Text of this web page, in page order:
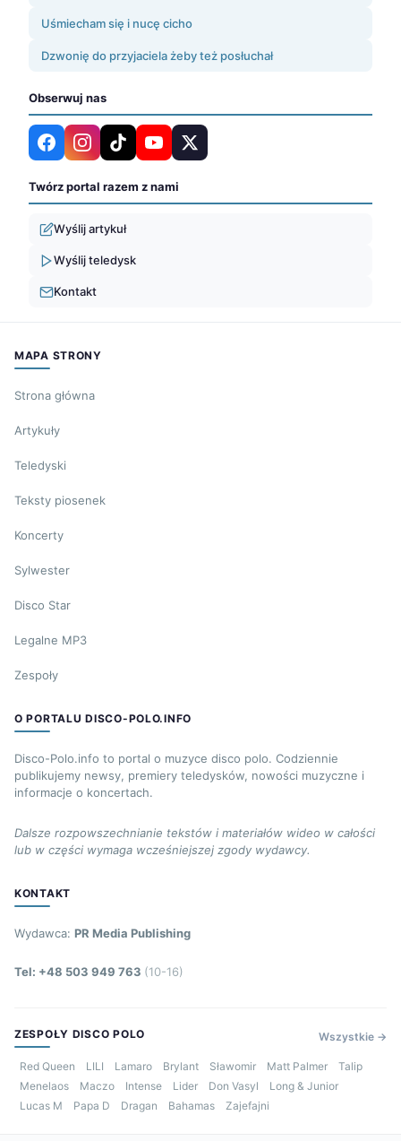
Uśmiecham się i nucę cicho
Dzwonię do przyjaciela żeby też posłuchał
Obserwuj nas
Twórz portal razem z nami
Wyślij artykuł
Wyślij teledysk
Kontakt
MAPA STRONY
Strona główna
Artykuły
Teledyski
Teksty piosenek
Koncerty
Sylwester
Disco Star
Legalne MP3
Zespoły
O PORTALU DISCO-POLO.INFO
Disco-Polo.info to portal o muzyce disco polo. Codziennie
publikujemy newsy, premiery teledysków, nowości muzyczne i
informacje o koncertach.
Dalsze rozpowszechnianie tekstów i materiałów wideo w całości
lub w części wymaga wcześniejszej zgody wydawcy.
KONTAKT
Wydawca: PR Media Publishing
Tel: +48 503 949 763 (10-16)
ZESPOŁY DISCO POLO Wszystkie →
Red Queen LILI Lamaro Brylant Sławomir Matt Palmer
Talip
Menelaos
Maczo Intense Lider Don Vasyl
Long & Junior
Lucas M
Papa D Dragan Bahamas Zajefajni